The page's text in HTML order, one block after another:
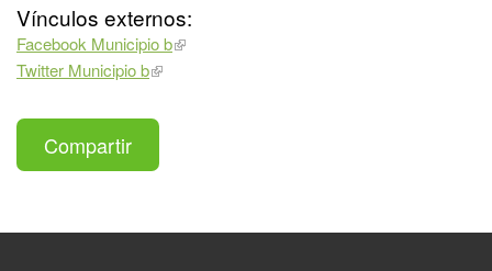
Vínculos externos:
Facebook Municipio b
Twitter Municipio b
Compartir